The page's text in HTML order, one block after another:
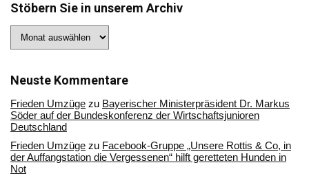
Stöbern Sie in unserem Archiv
Sie
Archiv
Neuste Kommentare
Frieden Umzüge zu Bayerischer Ministerpräsident Dr. Markus
Söder auf der Bundeskonferenz der Wirtschaftsjunioren
Deutschland
Frieden Umzüge zu Facebook-Gruppe „Unsere Rottis & Co, in
der Auffangstation die Vergessenen“ hilft geretteten Hunden in
Not